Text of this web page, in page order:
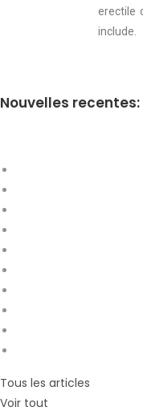
erectile
include.
Nouvelles recentes:
Tous les articles
Voir tout